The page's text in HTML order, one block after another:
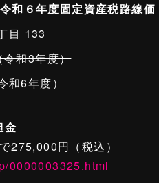
和６年度固定資産税路線価
目 133
和3年度）
6年度）
金
275,000円（税込）
0000003325.html